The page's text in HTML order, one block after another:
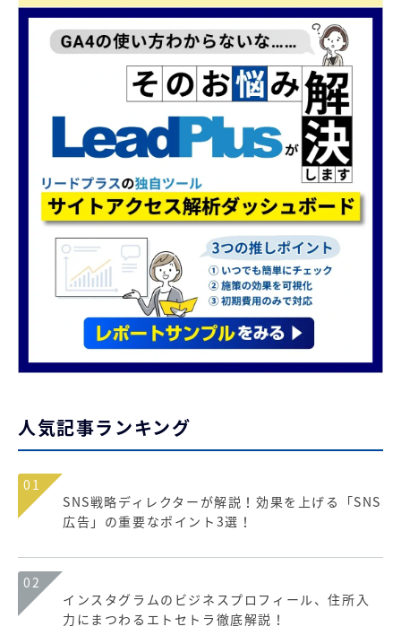
人気記事ランキング
01
SNS戦略ディレクターが解説！効果を上げる「SNS
広告」の重要なポイント3選！
02
インスタグラムのビジネスプロフィール、住所入
力にまつわるエトセトラ徹底解説！